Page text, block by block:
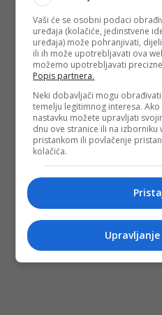
Vaši će se osobni podaci
uređaja (kolačiće, jedinstvene
uređaja) može pohranjivati,
ili ih može upotrebljavati ova
možemo upotrebljavati
Popis partnera.
Neki dobavljači mogu
temelju legitimnog interesa. Ako
nastavku možete upravljati
dnu ove stranice ili na izborniku
pristankom ili povlačenje
kolačića.